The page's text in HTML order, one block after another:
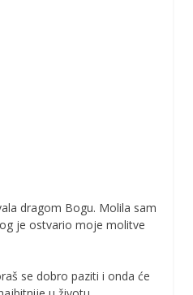
dragom Bogu. Molila sam
je ostvario moje molitve
se dobro paziti i onda će